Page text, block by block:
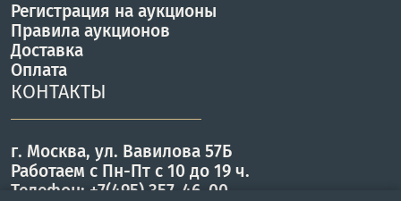
Регистрация на аукционы
Правила аукционов
Доставка
Оплата
КОНТАКТЫ
г. Москва, ул. Вавилова 57Б
Работаем с Пн-Пт с 10 до 19 ч.
Телефон: +7(495) 357-46-00